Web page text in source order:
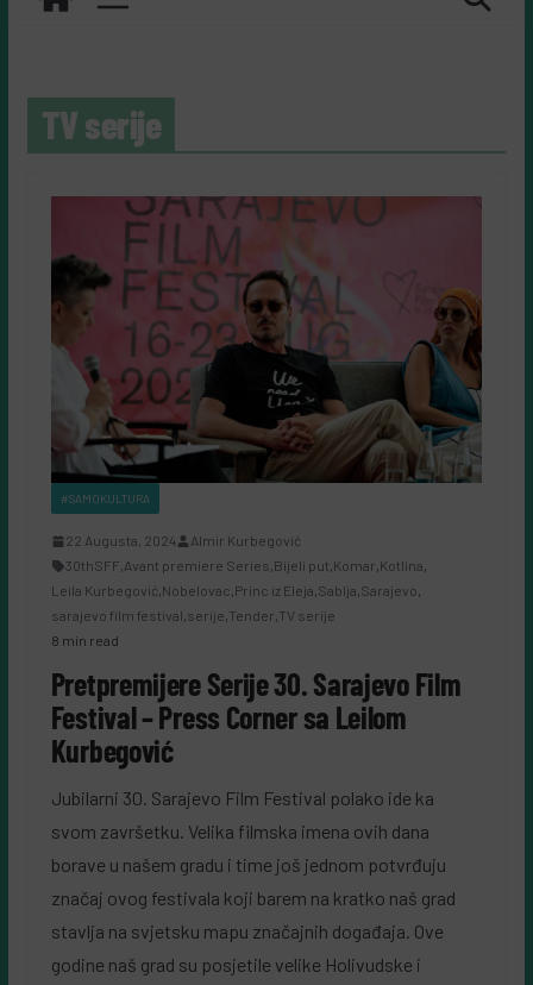
TV serije
#SAMOKULTURA
22 Augusta, 2024
Almir Kurbegović
30thSFF,Avant premiere Series,Bijeli put,Komar,Kotlina,
Leila Kurbegović,Nobelovac,Princ iz Eleja,Sablja,Sarajevo,
sarajevo film festival,serije,Tender,TV serije
8 min read
Pretpremijere Serije 30. Sarajevo Film
Festival – Press Corner sa Leilom
Kurbegović
Jubilarni 30. Sarajevo Film Festival polako ide ka
svom završetku. Velika filmska imena ovih dana
borave u našem gradu i time još jednom potvrđuju
značaj ovog festivala koji barem na kratko naš grad
stavlja na svjetsku mapu značajnih događaja. Ove
godine naš grad su posjetile velike Holivudske i